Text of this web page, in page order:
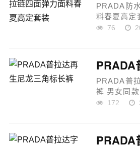
PRADA防
料春夏高定
列：春夏高
维弹性面
气，挺括...
76
PRADA普
裤 男女同
产品说明：
合现代时
理...
172